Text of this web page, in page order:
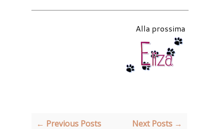
Alla prossima
← Previous Posts Next Posts →